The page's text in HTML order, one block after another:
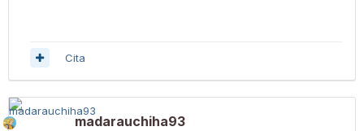
Cita
madarauchiha93